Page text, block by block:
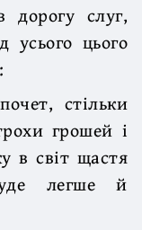
дорогу слуг,
усього цього
стільки
грошей і
в світ щастя
легше й